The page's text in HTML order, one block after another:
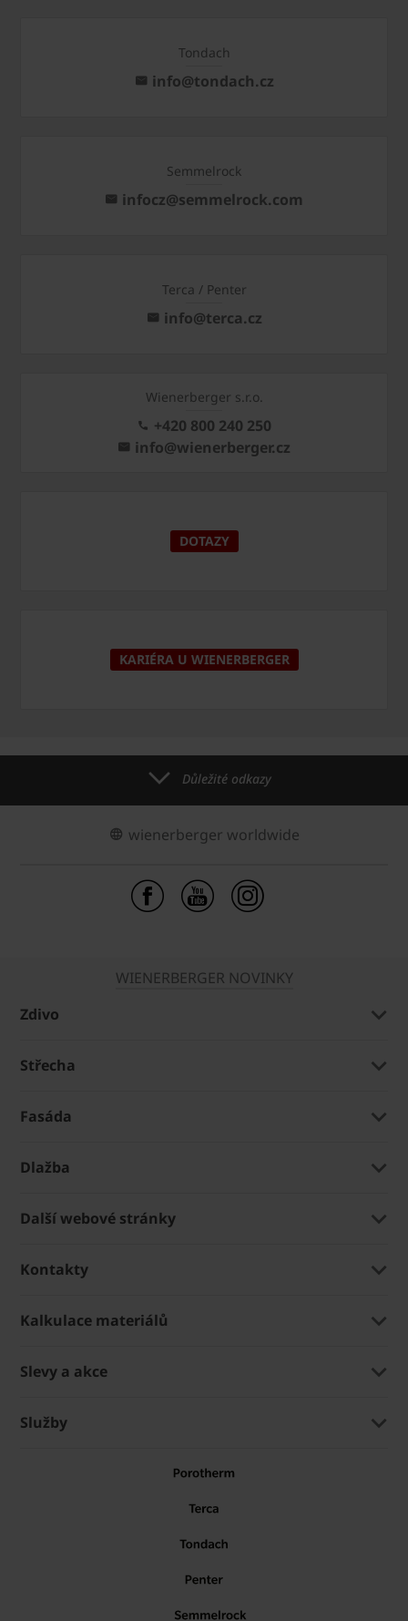
Tondach
info@tondach.cz
Semmelrock
infocz@semmelrock.com
Terca / Penter
info@terca.cz
Wienerberger s.r.o.
+420 800 240 250
info@wienerberger.cz
DOTAZY
KARIÉRA U WIENERBERGER
Důležité odkazy
wienerberger worldwide
WIENERBERGER NOVINKY
Zdivo
Střecha
Fasáda
Dlažba
Další webové stránky
Kontakty
Kalkulace materiálů
Slevy a akce
Služby